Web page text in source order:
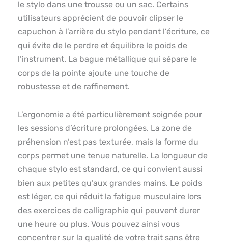
le stylo dans une trousse ou un sac. Certains
utilisateurs apprécient de pouvoir clipser le
capuchon à l’arrière du stylo pendant l’écriture, ce
qui évite de le perdre et équilibre le poids de
l’instrument. La bague métallique qui sépare le
corps de la pointe ajoute une touche de
robustesse et de raffinement.
L’ergonomie a été particulièrement soignée pour
les sessions d’écriture prolongées. La zone de
préhension n’est pas texturée, mais la forme du
corps permet une tenue naturelle. La longueur de
chaque stylo est standard, ce qui convient aussi
bien aux petites qu’aux grandes mains. Le poids
est léger, ce qui réduit la fatigue musculaire lors
des exercices de calligraphie qui peuvent durer
une heure ou plus. Vous pouvez ainsi vous
concentrer sur la qualité de votre trait sans être